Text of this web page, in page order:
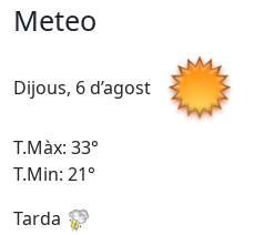
Meteo
Dijous, 6 d’agost
T.Màx: 33°
T.Min: 21°
Tarda